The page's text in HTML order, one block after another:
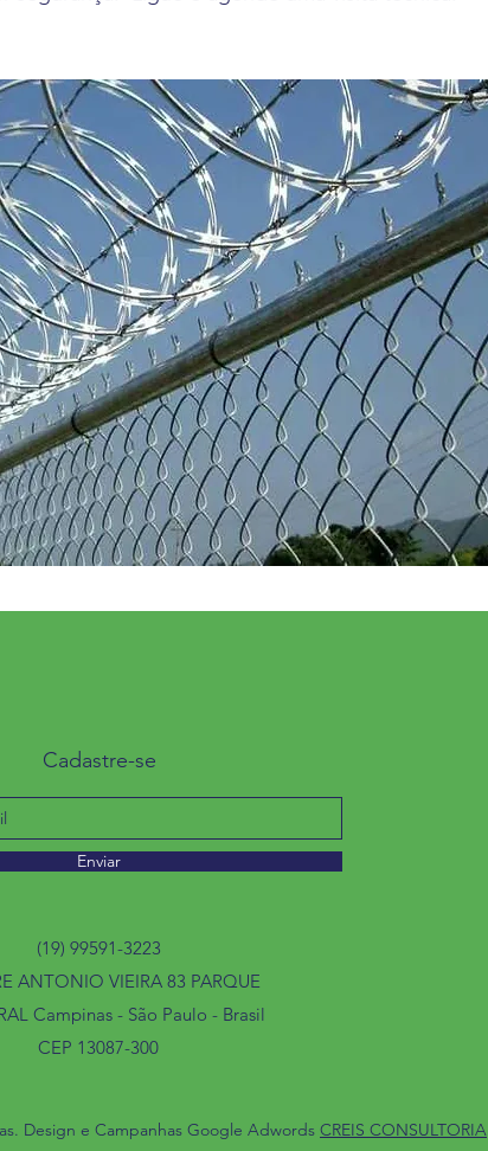
Cadastre-se
Enviar
(19) 99591-3223
ANTONIO VIEIRA 83 PARQUE
Campinas - São Paulo - Brasil
CEP 13087-300
Design e Campanhas Google Adwords CREIS CONSULTORIA